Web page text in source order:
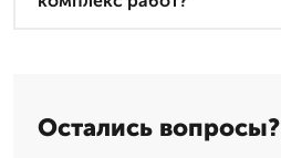
Остались вопросы?